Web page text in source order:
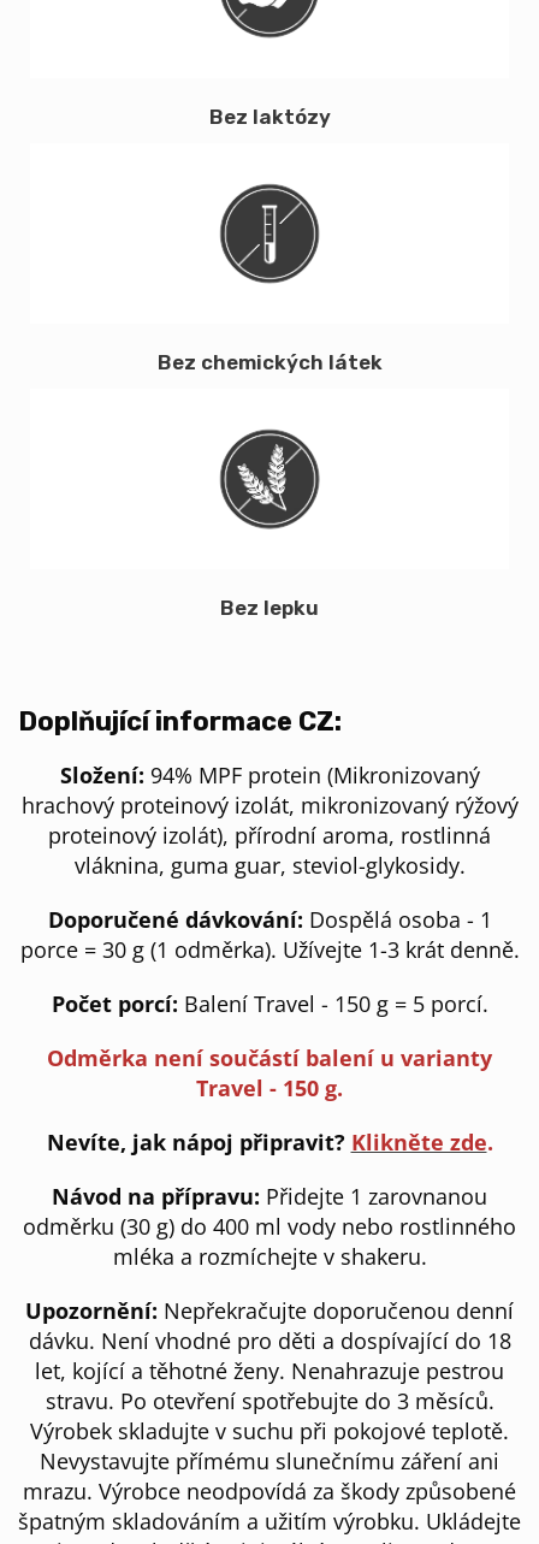
Bez laktózy
Bez chemických látek
Bez lepku
Doplňující informace CZ:
Složení: 94% MPF protein (Mikronizovaný
hrachový proteinový izolát, mikronizovaný rýžový
proteinový izolát), přírodní aroma, rostlinná
vláknina, guma guar, steviol-glykosidy.
Doporučené dávkování: Dospělá osoba - 1
porce = 30 g (1 odměrka). Užívejte 1-3 krát denně.
Počet porcí: Balení Travel - 150 g = 5 porcí.
Odměrka není součástí balení u varianty
Travel - 150 g.
Nevíte, jak nápoj připravit? Klikněte zde.
Návod na přípravu: Přidejte 1 zarovnanou
odměrku (30 g) do 400 ml vody nebo rostlinného
mléka a rozmíchejte v shakeru.
Upozornění: Nepřekračujte doporučenou denní
dávku. Není vhodné pro děti a dospívající do 18
let, kojící a těhotné ženy. Nenahrazuje pestrou
stravu. Po otevření spotřebujte do 3 měsíců.
Výrobek skladujte v suchu při pokojové teplotě.
Nevystavujte přímému slunečnímu záření ani
mrazu. Výrobce neodpovídá za škody způsobené
špatným skladováním a užitím výrobku. Ukládejte